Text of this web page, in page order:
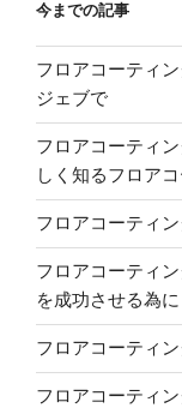
今までの記事
フロアコーティ
ジェブで
フロアコーティ
しく知るフロア
フロアコーティ
フロアコーティ
を成功させる為に
フロアコーティ
フロアコーティ